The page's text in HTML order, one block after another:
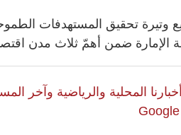
تحقيق المستهدفات
المحلية والرياضية وآخر